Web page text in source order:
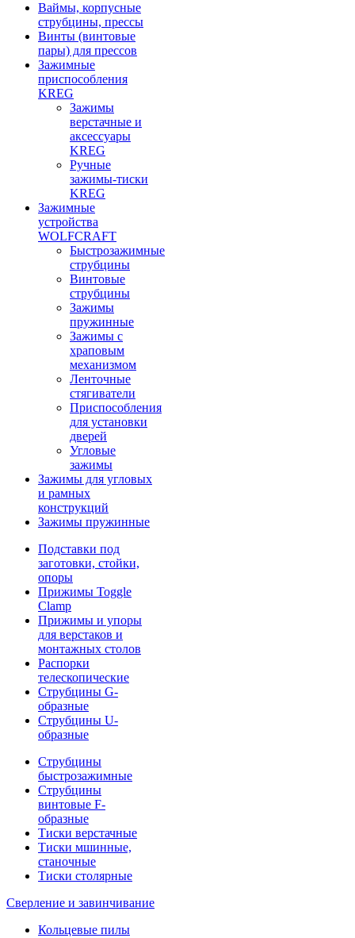
Ваймы, корпусные
струбцины, прессы
Винты (винтовые
пары) для прессов
Зажимные
приспособления
KREG
Зажимы
верстачные и
аксессуары
KREG
Ручные
зажимы-тиски
KREG
Зажимные
устройства
WOLFCRAFT
Быстрозажимные
струбцины
Винтовые
струбцины
Зажимы
пружинные
Зажимы с
храповым
механизмом
Ленточные
стягиватели
Приспособления
для установки
дверей
Угловые
зажимы
Зажимы для угловых
и рамных
конструкций
Зажимы пружинные
Подставки под
заготовки, стойки,
опоры
Прижимы Toggle
Clamp
Прижимы и упоры
для верстаков и
монтажных столов
Распорки
телескопические
Струбцины G-
образные
Струбцины U-
образные
Струбцины
быстрозажимные
Струбцины
винтовые F-
образные
Тиски верстачные
Тиски мшинные,
станочные
Тиски столярные
Сверление и завинчивание
Кольцевые пилы